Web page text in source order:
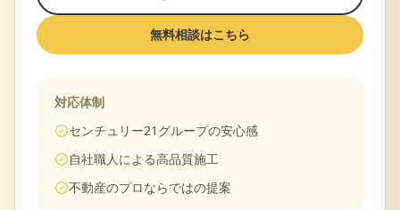
無料相談はこちら
対応体制
センチュリー21グループの安心感
自社職人による高品質施工
不動産のプロならではの提案